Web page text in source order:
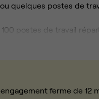
quelques postes de
postes de travail
réunions partagées,
actuellement en
du cloisonnement de
ferme de 12